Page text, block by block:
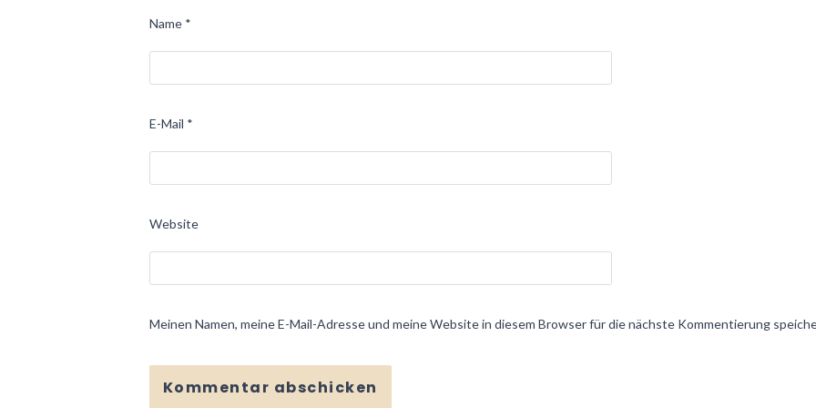
Name *
E-Mail *
Website
Meinen Namen, meine E-Mail-Adresse und meine Website in diesem Browser für die nächste Kommentierung